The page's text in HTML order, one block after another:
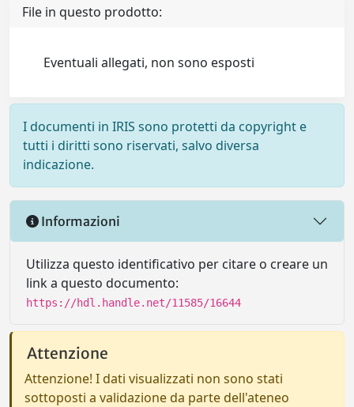
File in questo prodotto:
Eventuali allegati, non sono esposti
I documenti in IRIS sono protetti da copyright e
tutti i diritti sono riservati, salvo diversa
indicazione.
Informazioni
Utilizza questo identificativo per citare o creare un
link a questo documento:
https://hdl.handle.net/11585/16644
Attenzione
Attenzione! I dati visualizzati non sono stati
sottoposti a validazione da parte dell'ateneo